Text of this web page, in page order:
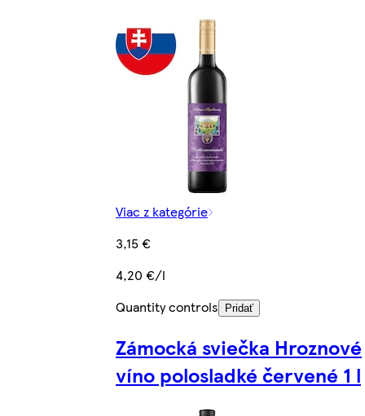
Viac z kategórie
3,15 €
4,20 €/l
Quantity controls
Pridať
Zámocká sviečka Hroznové
víno polosladké červené 1 l